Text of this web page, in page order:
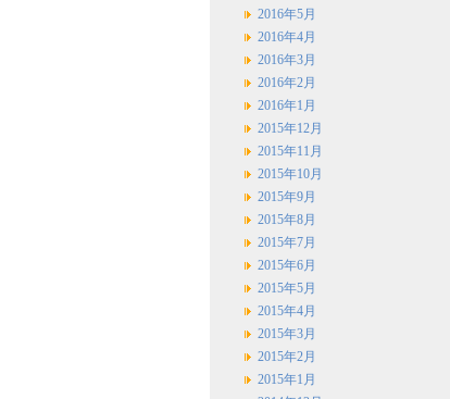
2016年5月
2016年4月
2016年3月
2016年2月
2016年1月
2015年12月
2015年11月
2015年10月
2015年9月
2015年8月
2015年7月
2015年6月
2015年5月
2015年4月
2015年3月
2015年2月
2015年1月